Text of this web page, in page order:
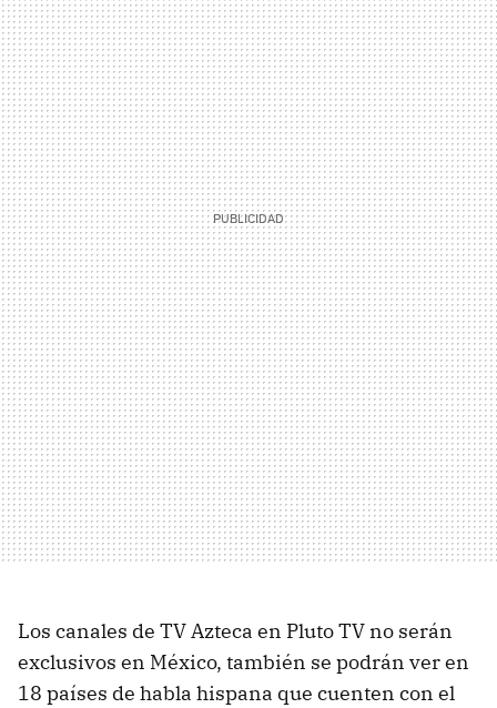
Los canales de TV Azteca en Pluto TV no serán
exclusivos en México, también se podrán ver en
18 países de habla hispana que cuenten con el